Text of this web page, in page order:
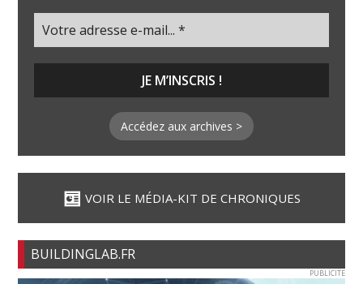
Accédez aux archives >
VOIR LE MÉDIA-KIT DE CHRONIQUES
BUILDINGLAB.FR
PUBLICITE